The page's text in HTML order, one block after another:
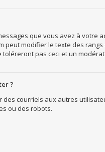
que vous avez à votre
modifier le texte des
pas ceci et un
?
courriels aux autres
ou des robots.